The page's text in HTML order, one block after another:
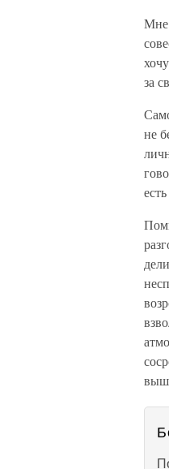
Мне
за
не